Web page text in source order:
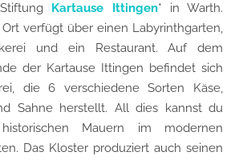
Kartause Ittingen* in Warth.
Ort verfügt über einen Labyrinthgarten,
und ein Restaurant. Auf dem
der Kartause Ittingen befindet sich
die 6 verschiedene Sorten Käse,
Sahne herstellt. All dies kannst du
Mauern im modernen
Das Kloster produziert auch seinen